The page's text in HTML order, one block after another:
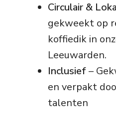
Circulair &
gekweekt op
koffiedik in
Leeuwarden.
Inclusief–
en verpakt
talenten